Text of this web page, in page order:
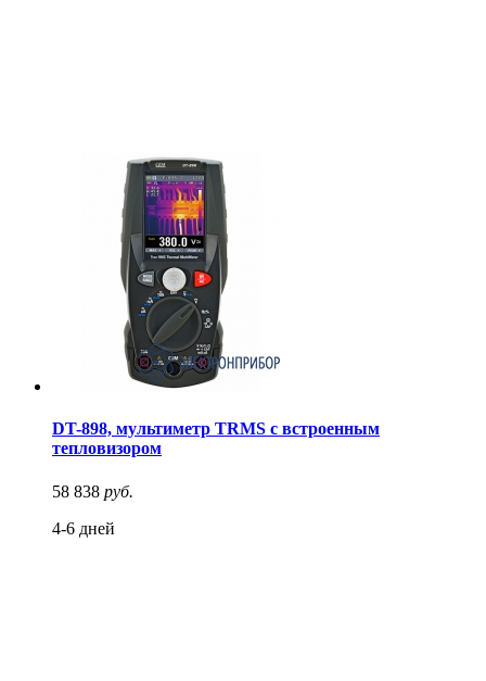
DT-898, мультиметр TRMS с встроенным
тепловизором
58 838 руб.
4-6 дней